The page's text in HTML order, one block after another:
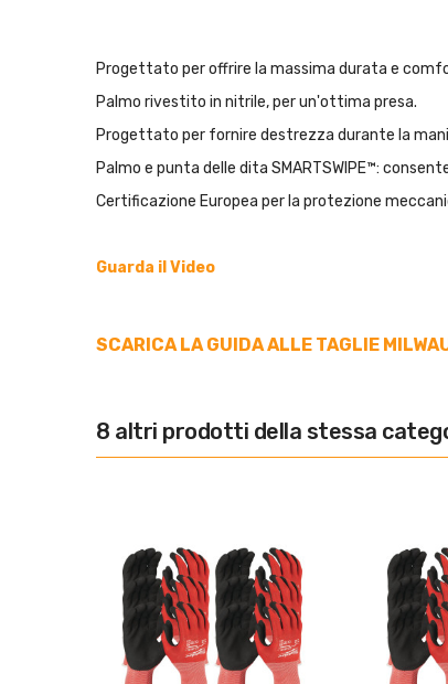
Progettato per offrire la massima durata e
Palmo rivestito in nitrile, per un'ottima presa.
Progettato per fornire destrezza durante la
Palmo e punta delle dita SMARTSWIPE™:
Certificazione Europea per la protezione
Guarda il Video
SCARICA LA GUIDA ALLE TAGLIE
8 altri prodotti della stessa